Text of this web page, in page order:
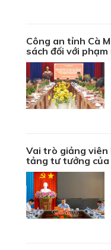
Công an tỉnh Cà
sách đối với phạm
Vai trò giảng viên
tảng tư tưởng